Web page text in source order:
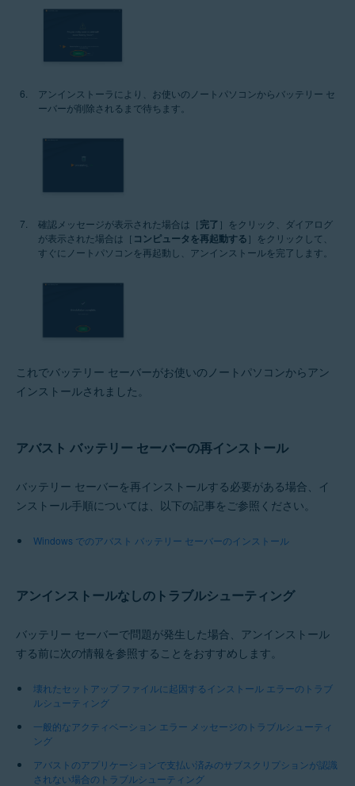
アンインストーラにより、お使いのノートパソコンからバッテリー セ
ーバーが削除されるまで待ちます。
確認メッセージが表示された場合は［ 完了 ］をクリック、ダイアログ
が表示された場合は［ コンピュータを再起動する ］をクリックして、
すぐにノートパソコンを再起動し、アンインストールを完了します。
これでバッテリー セーバーがお使いのノートパソコンからアン
インストールされました。
アバスト バッテリー セーバーの再インストール
バッテリー セーバーを再インストールする必要がある場合、イ
ンストール手順については、以下の記事をご参照ください。
Windows でのアバスト バッテリー セーバーのインストール
アンインストールなしのトラブルシューティング
バッテリー セーバーで問題が発生した場合、アンインストール
する前に次の情報を参照することをおすすめします。
壊れたセットアップ ファイルに起因するインストール エラーのトラブ
ルシューティング
一般的なアクティベーション エラー メッセージのトラブルシューティ
ング
アバストのアプリケーションで支払い済みのサブスクリプションが認識
されない場合のトラブルシューティング